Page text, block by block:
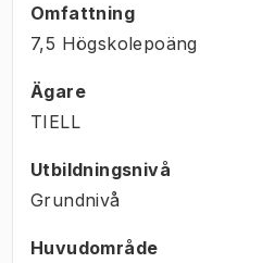
Omfattning
7,5 Högskolepoäng
Ägare
TIELL
Utbildningsnivå
Grundnivå
Huvudområde